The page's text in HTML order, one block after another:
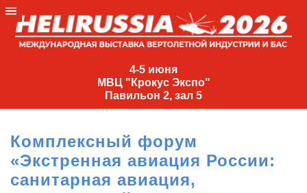
4-5 июня
МВЦ "Крокус Экспо"
Павильон 2, зал 5
4-
МВЦ
Экспо"
Павильон
2,
Комплексный форум
«Экстренная авиация России:
санитарная авиация,